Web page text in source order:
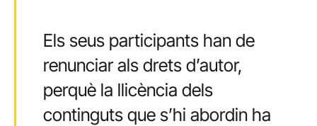
Els seus participants han de
renunciar als drets d’autor,
perquè la llicència dels
continguts que s’hi abordin ha